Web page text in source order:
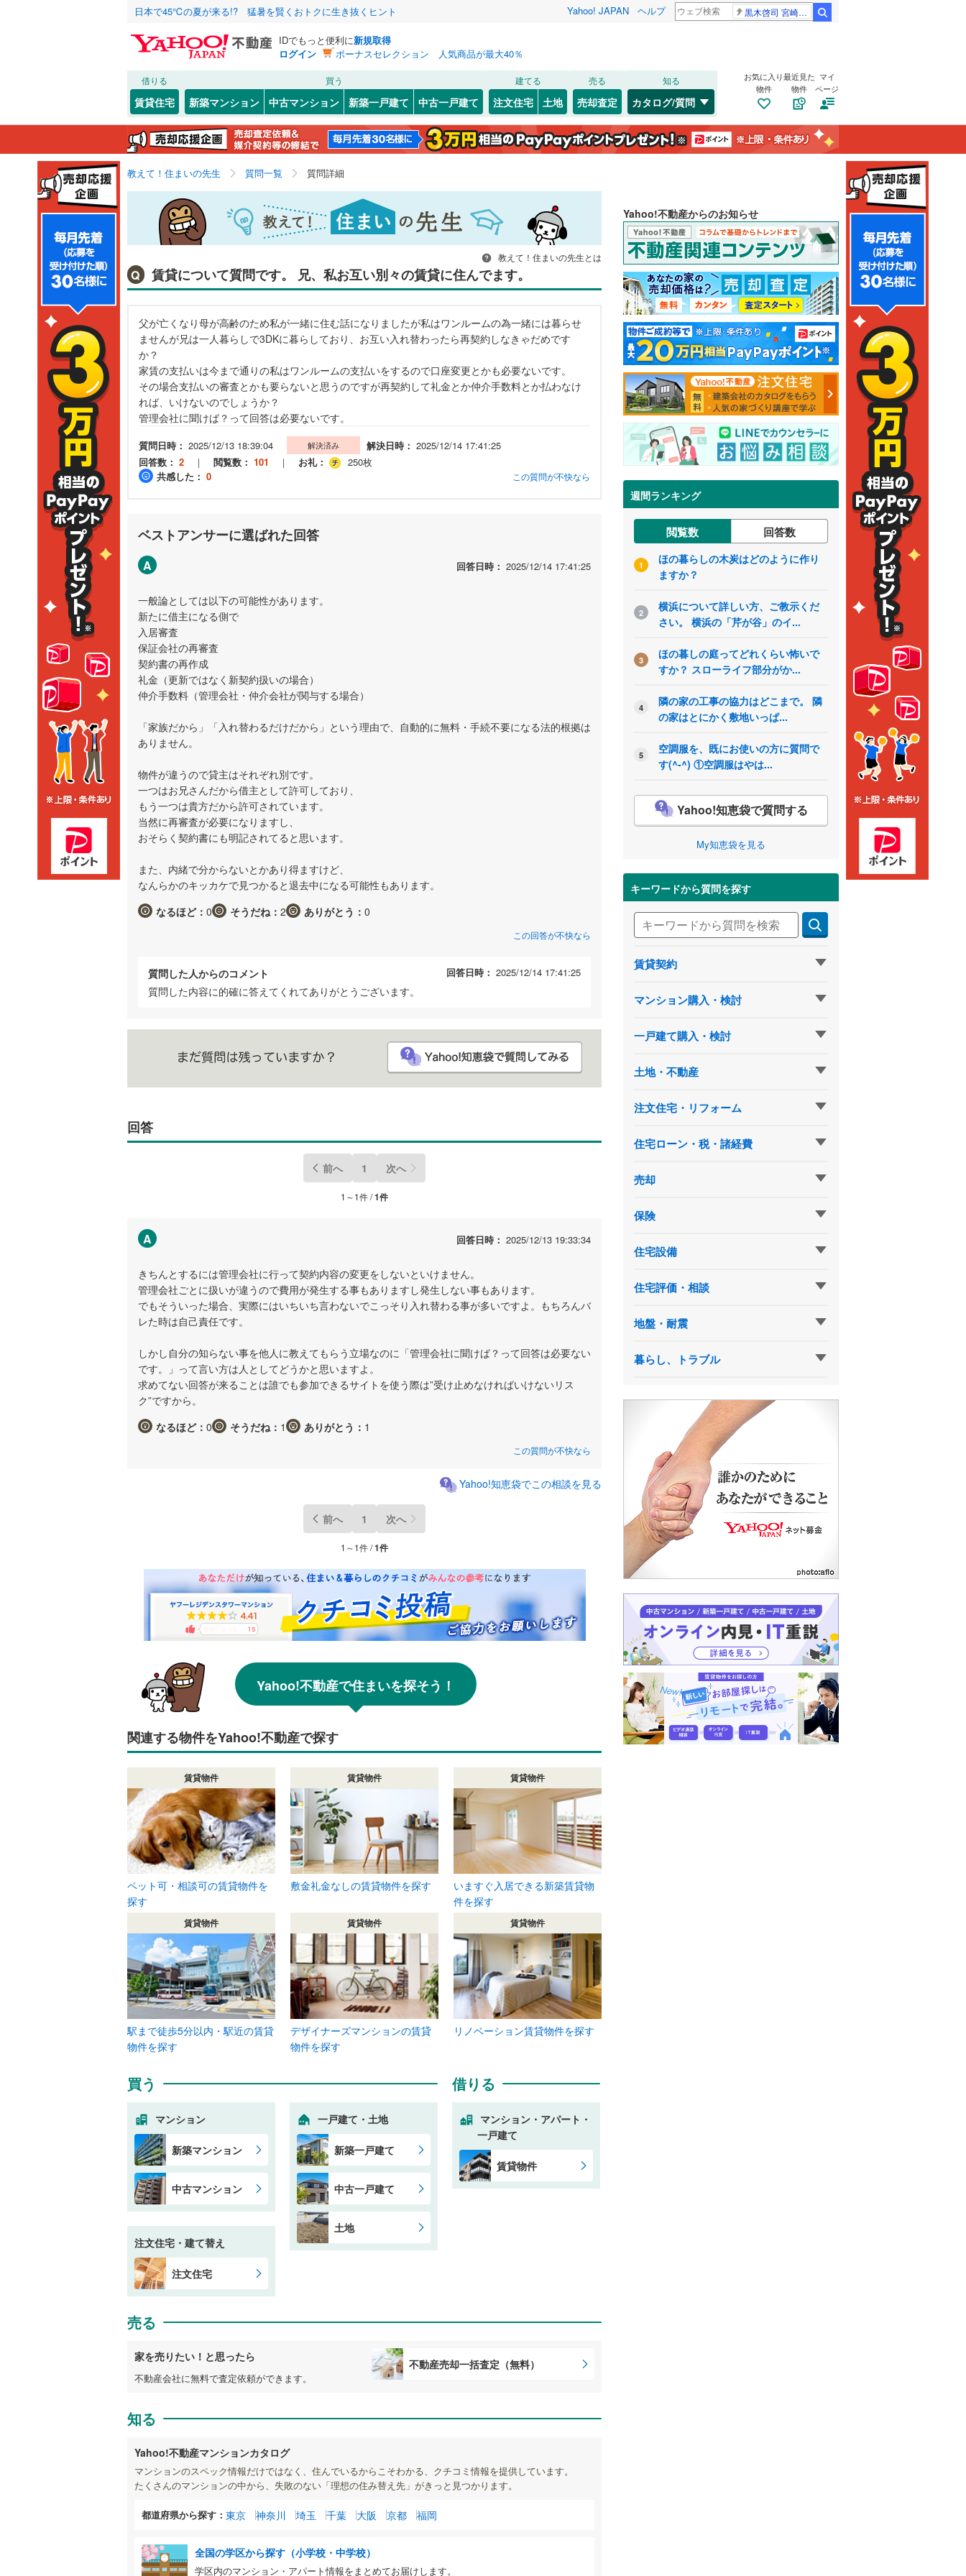
日本で45℃の夏が来る!? 猛暑を賢くおトクに生き抜くヒント Yahoo! JAPAN ヘルプ 黒木啓司 宮崎麗果
IDでもっと便利に新規取得
ログイン
ボーナスセレクション 人気商品が最大40％
借りる
賃貸住宅
買う
新築マンション 中古マンション 新築一戸建て 中古一戸建て
建てる
注文住宅 土地
売る
売却査定
知る
カタログ/質問
お気に入り
物件
最近見た
物件
マイ
ページ
教えて！住まいの先生 質問一覧 質問詳細
教えて！住まいの先生とは
Q 賃貸について質問です。 兄、私お互い別々の賃貸に住んでます。
父が亡くなり母が高齢のため私が一緒に住む話になりましたが私はワンルームの為一緒には暮らせ
ませんが兄は一人暮らしで3DKに暮らしており、お互い入れ替わったら再契約しなきゃだめです
か？
家賃の支払いは今まで通りの私はワンルームの支払いをするので口座変更とかも必要ないです。
その場合支払いの審査とかも要らないと思うのですが再契約して礼金とか仲介手数料とか払わなけ
れば、いけないのでしょうか？
管理会社に聞けば？って回答は必要ないです。
質問日時： 2025/12/13 18:39:04 解決済み 解決日時： 2025/12/14 17:41:25
回答数： 2 ｜ 閲覧数： 101 ｜ お礼：
250枚
共感した： 0 この質問が不快なら
ベストアンサーに選ばれた回答
A 回答日時： 2025/12/14 17:41:25
一般論としては以下の可能性があります。
新たに借主になる側で
入居審査
保証会社の再審査
契約書の再作成
礼金（更新ではなく新契約扱いの場合）
仲介手数料（管理会社・仲介会社が関与する場合）
「家族だから」「入れ替わるだけだから」という理由で、自動的に無料・手続不要になる法的根拠は
ありません。
物件が違うので貸主はそれぞれ別です。
一つはお兄さんだから借主として許可しており、
もう一つは貴方だから許可されています。
当然に再審査が必要になりますし、
おそらく契約書にも明記されてると思います。
また、内緒で分からないとかあり得ますけど、
なんらかのキッカケで見つかると退去中になる可能性もあります。
なるほど： 0 そうだね： 2 ありがとう： 0
この回答が不快なら
質問した人からのコメント 回答日時： 2025/12/14 17:41:25
質問した内容に的確に答えてくれてありがとうございます。
回答
前へ 1 次へ
1～1件 /1件
A 回答日時： 2025/12/13 19:33:34
きちんとするには管理会社に行って契約内容の変更をしないといけません。
管理会社ごとに扱いが違うので費用が発生する事もありますし発生しない事もあります。
でもそういった場合、実際にはいちいち言わないでこっそり入れ替わる事が多いですよ。もちろんバ
レた時は自己責任です。
しかし自分の知らない事を他人に教えてもらう立場なのに「管理会社に聞けば？って回答は必要ない
です。」って言い方は人としてどうかと思いますよ。
求めてない回答が来ることは誰でも参加できるサイトを使う際は”受け止めなければいけないリス
ク”ですから。
なるほど： 0 そうだね： 1 ありがとう： 1
この質問が不快なら
Yahoo!知恵袋でこの相談を見る
前へ 1 次へ
1～1件 /1件
Yahoo!不動産で住まいを探そう！
関連する物件をYahoo!不動産で探す
賃貸物件
ペット可・相談可の賃貸物件を
探す
賃貸物件
敷金礼金なしの賃貸物件を探す
賃貸物件
いますぐ入居できる新築賃貸物
件を探す
賃貸物件
駅まで徒歩5分以内・駅近の賃貸
物件を探す
賃貸物件
デザイナーズマンションの賃貸
物件を探す
賃貸物件
リノベーション賃貸物件を探す
買う
マンション
新築マンション
中古マンション
注文住宅・建て替え
注文住宅
一戸建て・土地
新築一戸建て
中古一戸建て
土地
借りる
マンション・アパート・
一戸建て
賃貸物件
売る
家を売りたい！と思ったら
不動産会社に無料で査定依頼ができます。
不動産売却一括査定（無料）
知る
Yahoo!不動産マンションカタログ
マンションのスペック情報だけではなく、住んでいるからこそわかる、クチコミ情報を提供しています。
たくさんのマンションの中から、失敗のない「理想の住み替え先」がきっと見つかります。
都道府県から探す： 東京 神奈川 埼玉 千葉 大阪 京都 福岡
全国の学区から探す（小学校・中学校）
学区内のマンション・アパート情報をまとめてお届けします。
Yahoo!不動産からのお知らせ
週間ランキング
閲覧数 回答数
1
ほの暮らしの木炭はどのように作り
ますか？
2
横浜について詳しい方、ご教示くだ
さい。 横浜の「芹が谷」のイ...
3
ほの暮しの庭ってどれくらい怖いで
すか？ スローライフ部分がか...
4
隣の家の工事の協力はどこまで。 隣
の家はとにかく敷地いっぱ...
5
空調服を、既にお使いの方に質問で
す(^-^) ①空調服はやは...
Yahoo!知恵袋で質問する
My知恵袋を見る
キーワードから質問を探す
賃貸契約
マンション購入・検討
一戸建て購入・検討
土地・不動産
注文住宅・リフォーム
住宅ローン・税・諸経費
売却
保険
住宅設備
住宅評価・相談
地盤・耐震
暮らし、トラブル